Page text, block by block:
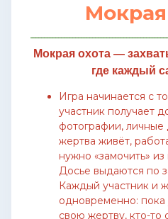
Мокрая охота —
где каждый
Игра начинается с
участник получает
фотографии, личные
жертва живёт,
нужно «замочить»
Досье выдаются по
Каждый участник и
одновременно: пока
свою жертву, кто-то